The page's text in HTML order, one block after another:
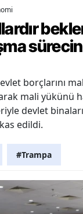
borçlarını
mali yükünü
devlet
edildi.
#Trampa